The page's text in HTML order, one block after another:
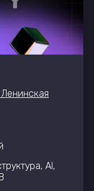
AI,